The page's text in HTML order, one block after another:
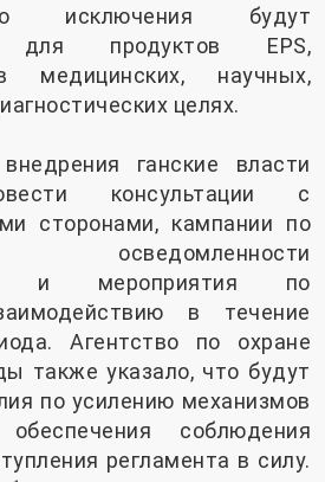
исключения будут
для продуктов EPS,
медицинских, научных,
целях.
ганские власти
консультации с
сторонами, кампании по
и мероприятия по
в течение
Агентство по охране
также указало, что будут
по усилению механизмов
соблюдения
регламента в силу.